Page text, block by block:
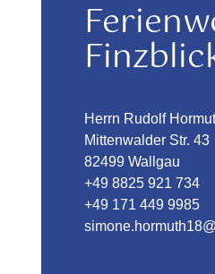
Herrn Rudolf
Mittenwalder Str. 43
82499 Wallgau
+49 8825 921 734
+49 171 449 9985